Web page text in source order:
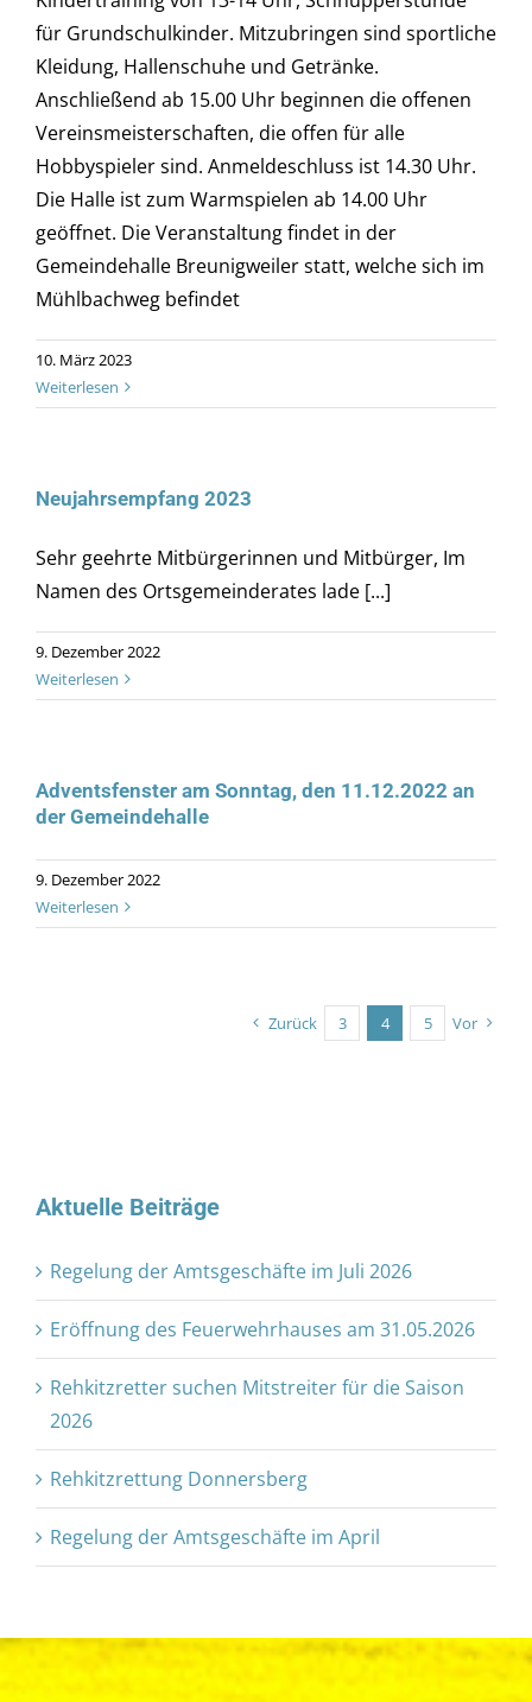
für Grundschulkinder. Mitzubringen sind sportliche
Kleidung, Hallenschuhe und Getränke.
Anschließend ab 15.00 Uhr beginnen die offenen
Vereinsmeisterschaften, die offen für alle
Hobbyspieler sind. Anmeldeschluss ist 14.30 Uhr.
Die Halle ist zum Warmspielen ab 14.00 Uhr
geöffnet. Die Veranstaltung findet in der
Gemeindehalle Breunigweiler statt, welche sich im
Mühlbachweg befindet
10. März 2023
Weiterlesen
Neujahrsempfang 2023
Sehr geehrte Mitbürgerinnen und Mitbürger, Im
Namen des Ortsgemeinderates lade [...]
9. Dezember 2022
Weiterlesen
Adventsfenster am Sonntag, den 11.12.2022 an
der Gemeindehalle
9. Dezember 2022
Weiterlesen
Zurück 3 4 5 Vor
Aktuelle Beiträge
Regelung der Amtsgeschäfte im Juli 2026
Eröffnung des Feuerwehrhauses am 31.05.2026
Rehkitzretter suchen Mitstreiter für die Saison
2026
Rehkitzrettung Donnersberg
Regelung der Amtsgeschäfte im April